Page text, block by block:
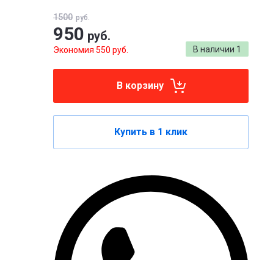
В наличии 1
1500 руб.
950 руб.
Экономия 550 руб.
В корзину
Купить в 1 клик